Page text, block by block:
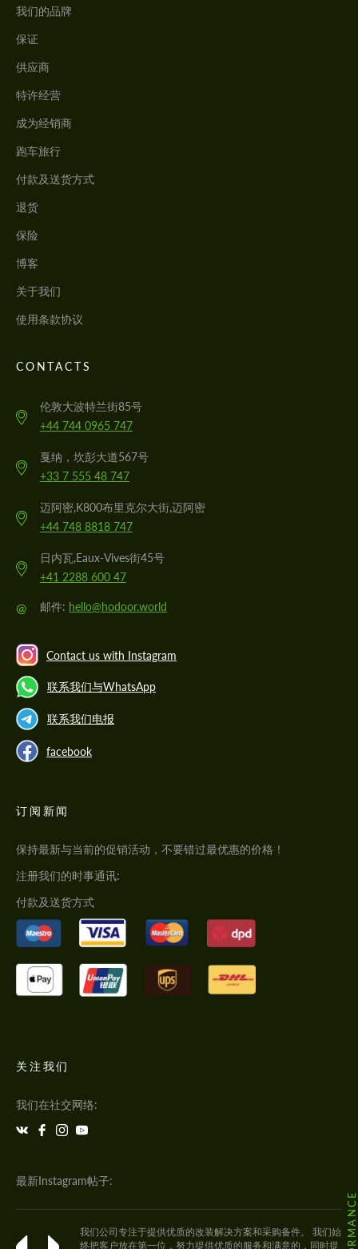
我们的品牌
保证
供应商
特许经营
成为经销商
跑车旅行
付款及送货方式
退货
保险
博客
关于我们
使用条款协议
CONTACTS
伦敦大波特兰街85号
+44 744 0965 747
戛纳，坎彭大道567号
+33 7 555 48 747
迈阿密,K800布里克尔大街,迈阿密
+44 748 8818 747
日内瓦,Eaux-Vives街45号
+41 2288 600 47
@ 邮件: hello@hodoor.world
Contact us with Instagram
联系我们与WhatsApp
联系我们电报
facebook
订阅新闻
保持最新与当前的促销活动，不要错过最优惠的价格！
注册我们的时事通讯:
付款及送货方式
关注我们
我们在社交网络:
最新Instagram帖子:
我们公司专注于提供优质的改装解决方案和采购备件。 我们始
终把客户放在第一位，努力提供优质的服务和满意的，同时提